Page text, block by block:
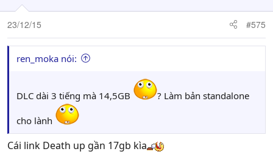
o
n
s
:
23/12/15 #575
ren_moka nói:
DLC dài 3 tiếng mà 14,5GB ? Làm bản standalone
cho lành
Cái link Death up gần 17gb kìa